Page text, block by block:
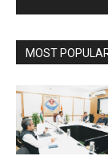
MOST